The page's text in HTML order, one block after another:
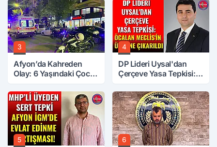
3
Afyon’da Kahreden
Olay: 6 Yaşındaki Çocuk
4
DP Lideri Uysal'dan
Çerçeve Yasa Tepkisi:
Üzerine Çıkarıldı
5 6